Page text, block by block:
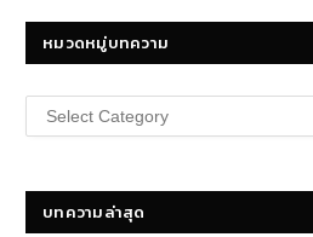
หมวดหมู่บทความ
หมวด
หมู่
บทความล่าสุด